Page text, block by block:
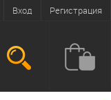
Вход Регистрация